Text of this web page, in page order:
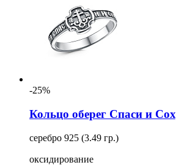
-25%
Кольцо оберег Спаси и
серебро 925 (3.49 гр.)
оксидирование